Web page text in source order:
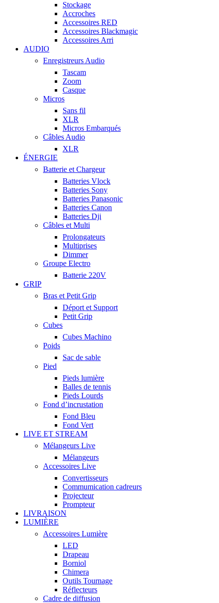
Stockage
Accroches
Accessoires RED
Accessoires Blackmagic
Accessoires Arri
AUDIO
Enregistreurs Audio
Tascam
Zoom
Casque
Micros
Sans fil
XLR
Micros Embarqués
Câbles Audio
XLR
ÉNERGIE
Batterie et Chargeur
Batteries Vlock
Batteries Sony
Batteries Panasonic
Batteries Canon
Batteries Dji
Câbles et Multi
Prolongateurs
Multiprises
Dimmer
Groupe Electro
Batterie 220V
GRIP
Bras et Petit Grip
Déport et Support
Petit Grip
Cubes
Cubes Machino
Poids
Sac de sable
Pied
Pieds lumière
Balles de tennis
Pieds Lourds
Fond d’incrustation
Fond Bleu
Fond Vert
LIVE ET STREAM
Mélangeurs Live
Mélangeurs
Accessoires Live
Convertisseurs
Commumication cadreurs
Projecteur
Prompteur
LIVRAISON
LUMIÈRE
Accessoires Lumière
LED
Drapeau
Borniol
Chimera
Outils Tournage
Réflecteurs
Cadre de diffusion